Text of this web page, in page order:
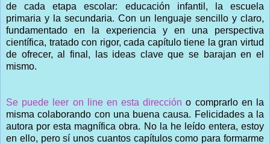
de cada etapa escolar: educación infantil, la escuela
primaria y la secundaria. Con un lenguaje sencillo y claro,
fundamentado en la experiencia y en una perspectiva
científica, tratado con rigor, cada capítulo tiene la gran virtud
de ofrecer, al final, las ideas clave que se barajan en el
mismo.
Se puede leer on line en esta dirección o comprarlo en la
misma colaborando con una buena causa. Felicidades a la
autora por esta magnífica obra. No la he leído entera, estoy
en ello, pero sí unos cuantos capítulos como para formarme